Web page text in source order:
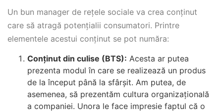
Un bun manager de rețele sociale va crea conținut
care să atragă potențialii consumatori. Printre
elementele acestui conținut se pot număra:
Conținut din culise (BTS): Acesta ar putea
prezenta modul în care se realizează un produs
de la început până la sfârșit. Am putea, de
asemenea, să prezentăm cultura organizațională
a companiei. Unora le face impresie faptul că o